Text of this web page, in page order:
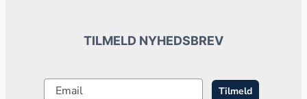
TILMELD NYHEDSBREV
Tilmeld